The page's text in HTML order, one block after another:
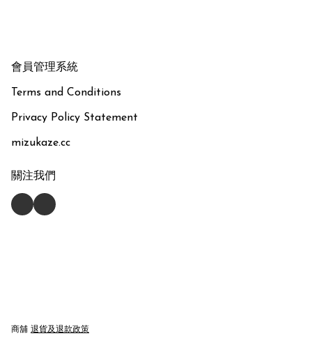
會員管理系統
Terms and Conditions
Privacy Policy Statement
mizukaze.cc
關注我們
商舖 退貨及退款政策